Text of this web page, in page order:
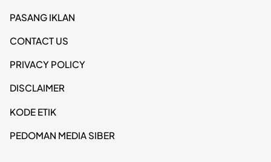
PASANG IKLAN
CONTACT US
PRIVACY POLICY
DISCLAIMER
KODE ETIK
PEDOMAN MEDIA SIBER